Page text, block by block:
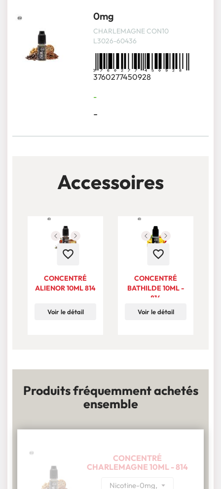
0mg
CHARLEMAGNE CON10
L3026-60436
3760277450928
-
-
Accessoires
favorite_border
CONCENTRÉ
ALIENOR 10ML 814
Voir le détail
favorite_border
CONCENTRÉ
BATHILDE 10ML -
814
Voir le détail
Produits fréquemment achetés
ensemble
CONCENTRÉ
CHARLEMAGNE 10ML - 814